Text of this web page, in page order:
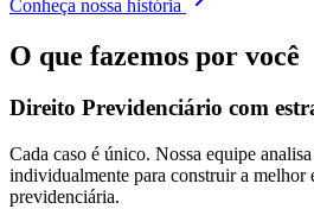
Conheça nossa história
O que fazemos por você
Direito Previdenciário com
Cada caso é único. Nossa equipe
individualmente para construir a melhor
previdenciária.